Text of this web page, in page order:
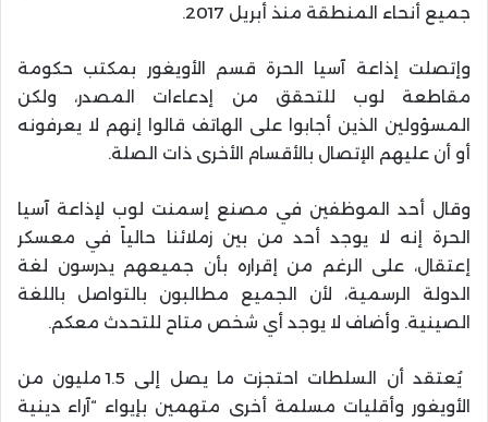
جميع أنحاء المنطقة منذ أبريل 2017.
وإتصلت إذاعة آسيا الحرة قسم الأويغور بمكتب حكومة
مقاطعة لوب للتحقق من إدعاءات المصدر، ولكن
المسؤولين الذين أجابوا على الهاتف قالوا إنهم لا يعرفونه
أو أن عليهم الإتصال بالأقسام الأخرى ذات الصلة.
وقال أحد الموظفين في مصنع إسمنت لوب لإذاعة آسيا
الحرة إنه لا يوجد أحد من بين زملائنا حالياً في معسكر
إعتقال، على الرغم من إقراره بأن جميعهم يدرسون لغة
الدولة الرسمية، لأن الجميع مطالبون بالتواصل باللغة
الصينية. وأضاف لا يوجد أي شخص متاح للتحدث معكم.
يُعتقد أن السلطات احتجزت ما يصل إلى 1.5 مليون من
الأويغور وأقليات مسلمة أخرى متهمين بإيواء “آراء دينية